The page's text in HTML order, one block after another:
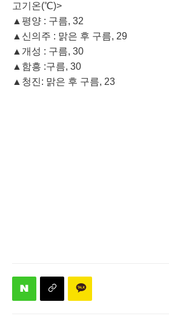
고기온(℃)>
▲평양 : 구름, 32
▲신의주 : 맑은 후 구름, 29
▲개성 : 구름, 30
▲함흥 :구름, 30
▲청진: 맑은 후 구름, 23